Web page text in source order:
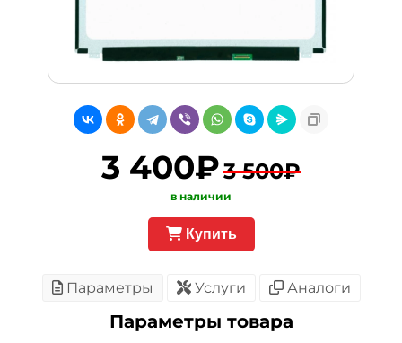
3 400₽3 500₽
в наличии
Купить
Параметры Услуги Аналоги
Параметры товара